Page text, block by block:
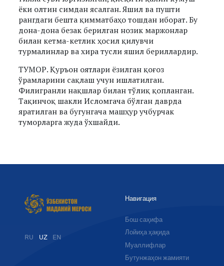
ёки олтин симдан ясалган. Яшил ва пушти
рангдаги бешта қимматбаҳо тошдан иборат. Бу
дона-дона безак берилган нозик маржонлар
билан кетма-кетлик ҳосил қилувчи
турмалинлар ва хира тусли яшил бериллардир.
ТУМОР. Қуръон оятлари ёзилган қоғоз
ўрамларини сақлаш учун ишлатилган.
Филигранли нақшлар билан тўлиқ қопланган.
Тақинчоқ шакли Исломгача бўлган даврда
яратилган ва бугунгача машҳур учбурчак
туморларга жуда ўхшайди.
RU UZ EN
Навигация
Бош саҳифа
Лойиҳа ҳақида
Муаллифлар
Бутунжаҳон жамияти